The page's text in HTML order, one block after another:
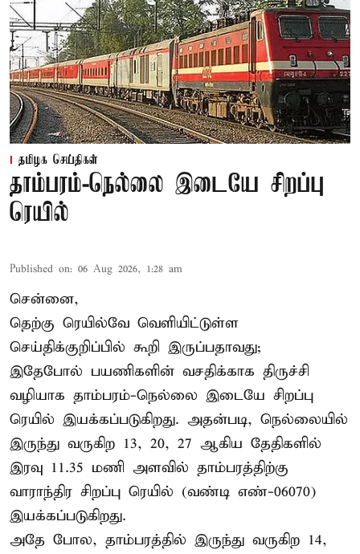
தமிழக செய்திகள்
தாம்பரம்-நெல்லை இடையே சிறப்பு
ரெயில்
Published on: 06 Aug 2026, 1:28 am
சென்னை,
தெற்கு ரெயில்வே வெளியிட்டுள்ள
செய்திக்குறிப்பில் கூறி இருப்பதாவது;
இதேபோல் பயணிகளின் வசதிக்காக திருச்சி
வழியாக தாம்பரம்-நெல்லை இடையே சிறப்பு
ரெயில் இயக்கப்படுகிறது. அதன்படி, நெல்லையில்
இருந்து வருகிற 13, 20, 27 ஆகிய தேதிகளில்
இரவு 11.35 மணி அளவில் தாம்பரத்திற்கு
வாராந்திர சிறப்பு ரெயில் (வண்டி எண்-06070)
இயக்கப்படுகிறது.
அதே போல, தாம்பரத்தில் இருந்து வருகிற 14,